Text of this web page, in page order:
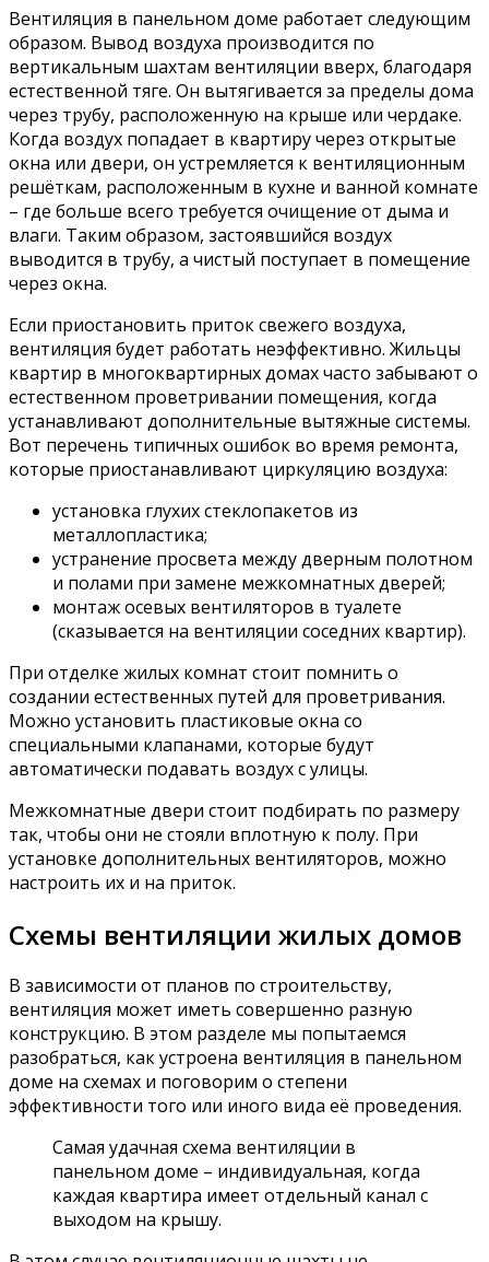
Вентиляция в панельном доме работает следующим
образом. Вывод воздуха производится по
вертикальным шахтам вентиляции вверх, благодаря
естественной тяге. Он вытягивается за пределы дома
через трубу, расположенную на крыше или чердаке.
Когда воздух попадает в квартиру через открытые
окна или двери, он устремляется к вентиляционным
решёткам, расположенным в кухне и ванной комнате
– где больше всего требуется очищение от дыма и
влаги. Таким образом, застоявшийся воздух
выводится в трубу, а чистый поступает в помещение
через окна.
Если приостановить приток свежего воздуха,
вентиляция будет работать неэффективно. Жильцы
квартир в многоквартирных домах часто забывают о
естественном проветривании помещения, когда
устанавливают дополнительные вытяжные системы.
Вот перечень типичных ошибок во время ремонта,
которые приостанавливают циркуляцию воздуха:
установка глухих стеклопакетов из
металлопластика;
устранение просвета между дверным полотном
и полами при замене межкомнатных дверей;
монтаж осевых вентиляторов в туалете
(сказывается на вентиляции соседних квартир).
При отделке жилых комнат стоит помнить о
создании естественных путей для проветривания.
Можно установить пластиковые окна со
специальными клапанами, которые будут
автоматически подавать воздух с улицы.
Межкомнатные двери стоит подбирать по размеру
так, чтобы они не стояли вплотную к полу. При
установке дополнительных вентиляторов, можно
настроить их и на приток.
Схемы вентиляции жилых домов
В зависимости от планов по строительству,
вентиляция может иметь совершенно разную
конструкцию. В этом разделе мы попытаемся
разобраться, как устроена вентиляция в панельном
доме на схемах и поговорим о степени
эффективности того или иного вида её проведения.
Самая удачная схема вентиляции в
панельном доме – индивидуальная, когда
каждая квартира имеет отдельный канал с
выходом на крышу.